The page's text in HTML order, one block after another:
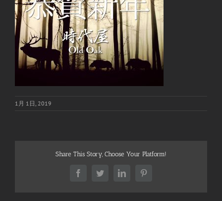
1月 1日, 2019
Share This Story, Choose Your Platform!
FacebookTwitterLinkedInPinterest